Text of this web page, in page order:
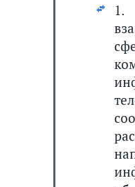
1.